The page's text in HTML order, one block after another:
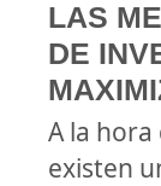
LAS
DE
A la
existen